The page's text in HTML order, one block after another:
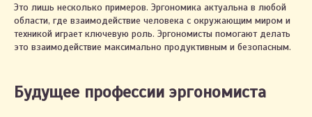
Это лишь несколько примеров. Эргономика актуальна в любой
области, где взаимодействие человека с окружающим миром и
техникой играет ключевую роль. Эргономисты помогают делать
это взаимодействие максимально продуктивным и безопасным.
Будущее профессии эргономиста